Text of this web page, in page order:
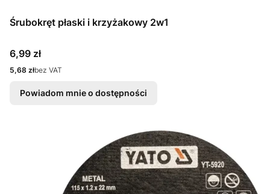
Śrubokręt płaski i krzyżakowy 2w1
Cena
6,99 zł
Cena
5,68 złbez VAT
Powiadom mnie o dostępności